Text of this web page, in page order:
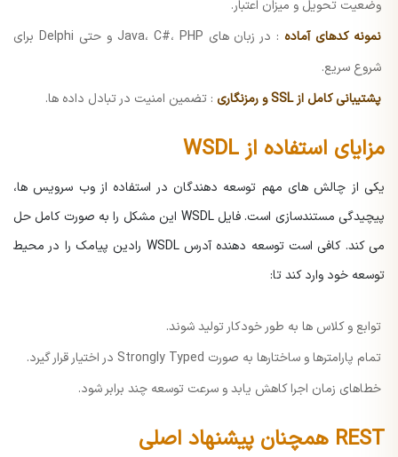
وضعیت تحویل و میزان اعتبار.
نمونه کدهای آماده
: در زبان های Java، C#، PHP و حتی Delphi برای
شروع سریع.
پشتیبانی کامل از SSL و رمزنگاری
: تضمین امنیت در تبادل داده ها.
مزایای استفاده از WSDL
یکی از چالش های مهم توسعه دهندگان در استفاده از وب سرویس ها،
پیچیدگی مستندسازی است. فایل WSDL این مشکل را به صورت کامل حل
می کند. کافی است توسعه دهنده آدرس WSDL رادین پیامک را در محیط
توسعه خود وارد کند تا:
توابع و کلاس ها به طور خودکار تولید شوند.
تمام پارامترها و ساختارها به صورت Strongly Typed در اختیار قرار گیرد.
خطاهای زمان اجرا کاهش یابد و سرعت توسعه چند برابر شود.
REST همچنان پیشنهاد اصلی